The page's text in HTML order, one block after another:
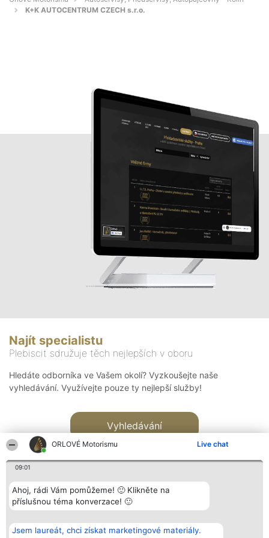
ORLOVÉ Motorismu Live chat
09:01
Ahoj, rádi Vám pomůžeme! 🙂 Klikněte na
příslušnou téma konverzace! 🙂
Jsem laureát, chci získat marketingové materiály.
K+K AUTOCENTRUM CZECH s.r.o.
Najít specialistu
Plebiscit sdružuje těch nejlepších v oboru
Hledáte odborníka ve Vašem okolí? Vyzkoušejte naše
vyhledávání. Využívejte pouze ty nejlepší služby!
Vyhledávání
Bright Side Solutions sp. z o.
o. sp. k.
Vítězové
Seznam všech
Kontakt